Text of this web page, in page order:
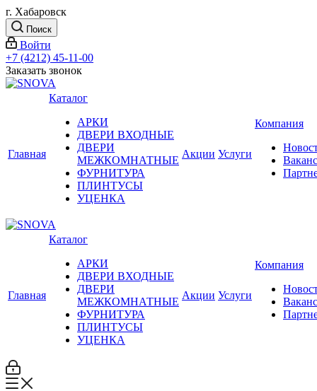
г. Хабаровск
Поиск
Войти
+7 (4212) 45-11-00
Заказать звонок
Главная
Каталог
АРКИ
ДВЕРИ ВХОДНЫЕ
ДВЕРИ
МЕЖКОМНАТНЫЕ
ФУРНИТУРА
ПЛИНТУСЫ
УЦЕНКА
Акции Услуги
Компания
Главная
Каталог
АРКИ
ДВЕРИ ВХОДНЫЕ
ДВЕРИ
МЕЖКОМНАТНЫЕ
ФУРНИТУРА
ПЛИНТУСЫ
УЦЕНКА
Акции Услуги
Компания